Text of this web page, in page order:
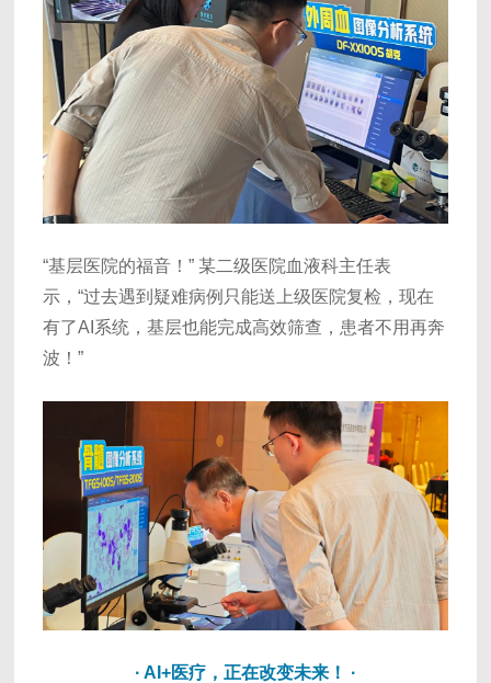
“基层医院的福音！” 某二级医院血液科主任表
示，“过去遇到疑难病例只能送上级医院复检，现在
有了AI系统，基层也能完成高效筛查，患者不用再奔
波！”
· AI+医疗，正在改变未来！ ·